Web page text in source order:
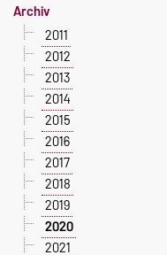
Archiv
2011
2012
2013
2014
2015
2016
2017
2018
2019
2020
2021